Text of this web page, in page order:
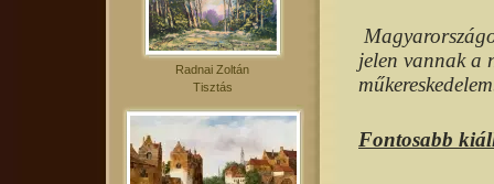
Radnai Zoltán
Tisztás
jelen vannak a
Fontosabb